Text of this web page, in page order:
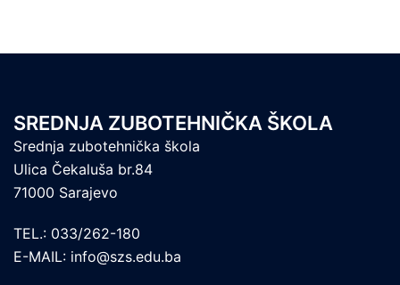
SREDNJA ZUBOTEHNIČKA ŠKOLA
Srednja zubotehnička škola
Ulica Čekaluša br.84
71000 Sarajevo
TEL.: 033/262-180
E-MAIL: info@szs.edu.ba